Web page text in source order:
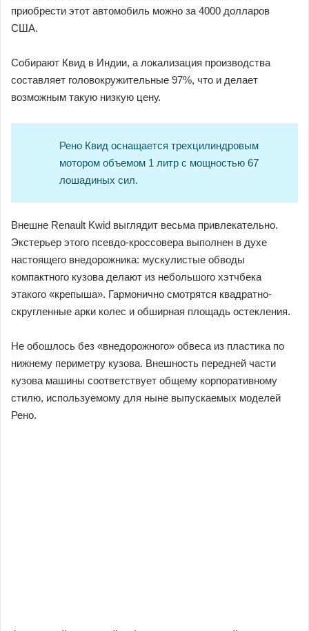
приобрести этот автомобиль можно за 4000 долларов
США.
Собирают Квид в Индии, а локализация производства
составляет головокружительные 97%, что и делает
возможным такую низкую цену.
Рено Квид оснащается трехцилиндровым
мотором объемом 1 литр с мощностью 67
лошадиных сил.
Внешне Renault Kwid выглядит весьма привлекательно.
Экстерьер этого псевдо-кроссовера выполнен в духе
настоящего внедорожника: мускулистые обводы
компактного кузова делают из небольшого хэтчбека
этакого «крепыша». Гармонично смотрятся квадратно-
скругленные арки колес и обширная площадь остекления.
Не обошлось без «внедорожного» обвеса из пластика по
нижнему периметру кузова. Внешность передней части
кузова машины соответствует общему корпоративному
стилю, используемому для ныне выпускаемых моделей
Рено.